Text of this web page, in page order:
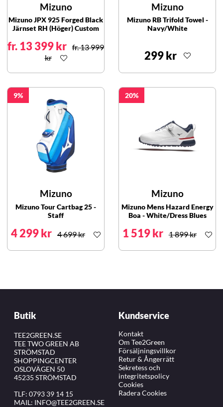
Mizuno
Mizuno JPX 925 Forged Black
Järnset RH (Höger) Custom
fr. 13 399 kr fr. 13 999
kr
Mizuno
Mizuno RB Trifold Towel -
Navy/White
299 kr
9
Mizuno
Mizuno Tour Cartbag 25 -
Staff
4 299 kr 4 699 kr
20
Mizuno
Mizuno Mens Hazard Energy
Boa - White/Dress Blues
1 519 kr 1 899 kr
Butik
TEE2GREEN.SE
TEE TWO GREEN AB
STRÖMSTAD
SHOPPINGCENTER
OSLOVÄGEN 50
45235 STRÖMSTAD
TLF: 0793 39 14 15
MAIL: INFO@TEE2GREEN.SE
Kundservice
Kontakt
Om Tee2Green
Försäljningsvillkor
Retur & Ångerrätt
Sekretess och
integritetspolicy
Cookies
Radera Cookies